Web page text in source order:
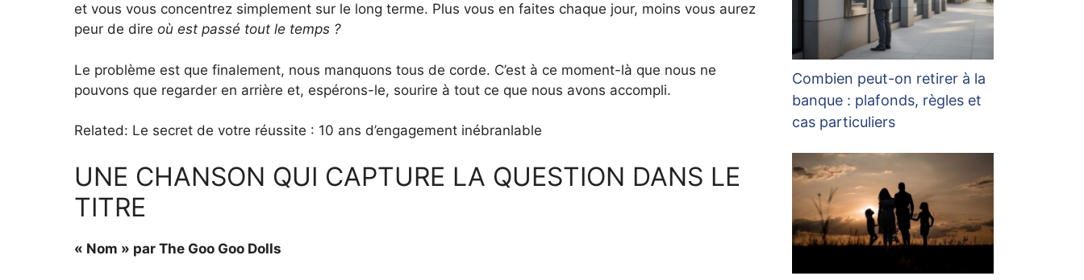
et vous vous concentrez simplement sur le long terme. Plus vous en faites chaque jour, moins vous aurez
peur de dire où est passé tout le temps ?
Le problème est que finalement, nous manquons tous de corde. C’est à ce moment-là que nous ne
pouvons que regarder en arrière et, espérons-le, sourire à tout ce que nous avons accompli.
Related: Le secret de votre réussite : 10 ans d’engagement inébranlable
UNE CHANSON QUI CAPTURE LA QUESTION DANS LE
TITRE
« Nom » par The Goo Goo Dolls
Combien peut-on retirer à la
banque : plafonds, règles et
cas particuliers